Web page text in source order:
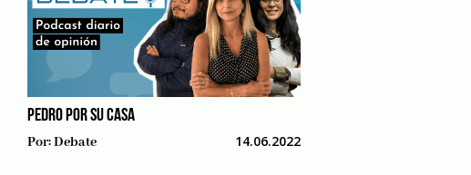
PEDRO POR SU CASA
Por:Debate 14.06.2022